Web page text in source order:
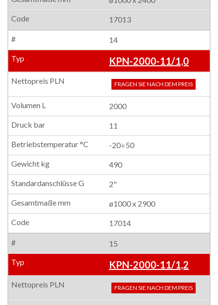
17013
14
KPN-2000-11/1,0
FRAGEN SIE NACH DEM PREIS
2000
11
-20÷50
490
2"
ø1000 x 2900
17014
15
KPN-2000-11/1,2
FRAGEN SIE NACH DEM PREIS